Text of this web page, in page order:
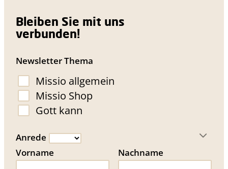
Bleiben Sie mit uns
verbunden!
Newsletter Thema
Missio allgemein
Missio Shop
Gott kann
Anrede
Vorname
Nachname